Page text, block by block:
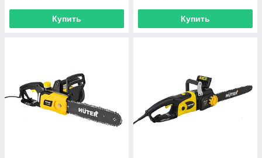
Купить Купить